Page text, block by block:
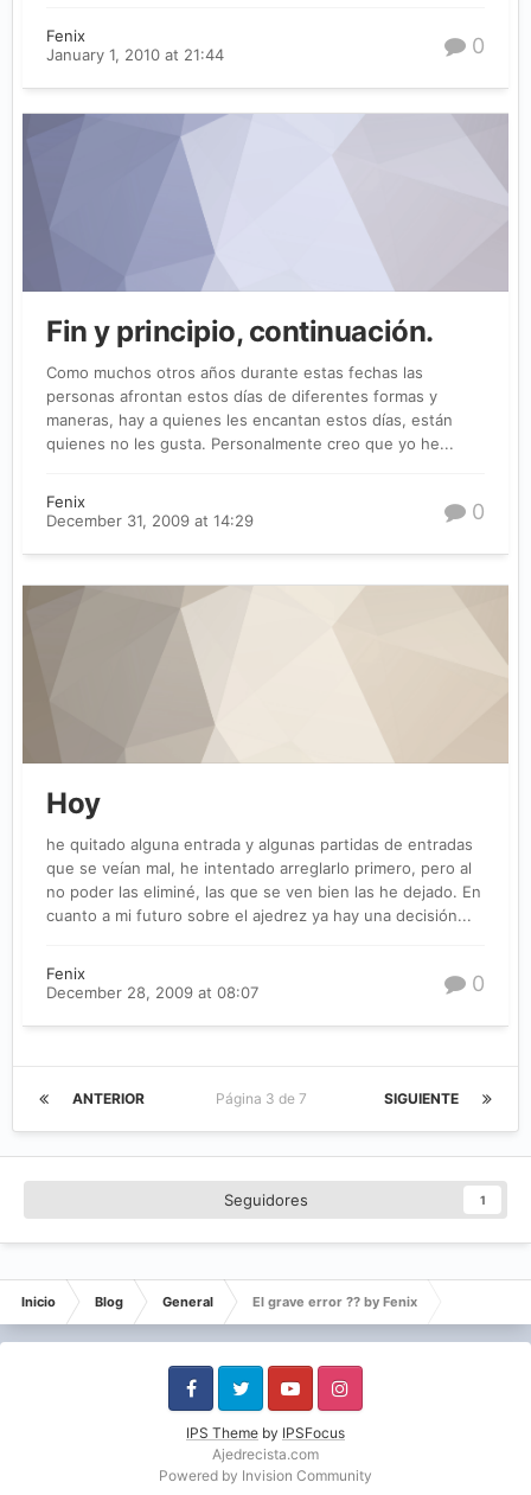
Fenix
January 1, 2010 at 21:44
0
Fin y principio, continuación.
Como muchos otros años durante estas fechas las
personas afrontan estos días de diferentes formas y
maneras, hay a quienes les encantan estos días, están
quienes no les gusta. Personalmente creo que yo he...
Fenix
December 31, 2009 at 14:29
0
Hoy
he quitado alguna entrada y algunas partidas de entradas
que se veían mal, he intentado arreglarlo primero, pero al
no poder las eliminé, las que se ven bien las he dejado. En
cuanto a mi futuro sobre el ajedrez ya hay una decisión...
Fenix
December 28, 2009 at 08:07
0
ANTERIOR SIGUIENTE
Página 3 de 7
Seguidores 1
Inicio Blog General El grave error ?? by Fenix
IPS Theme by IPSFocus
FacebookTwitter Youtube Instagram
Ajedrecista.com
Powered by Invision Community